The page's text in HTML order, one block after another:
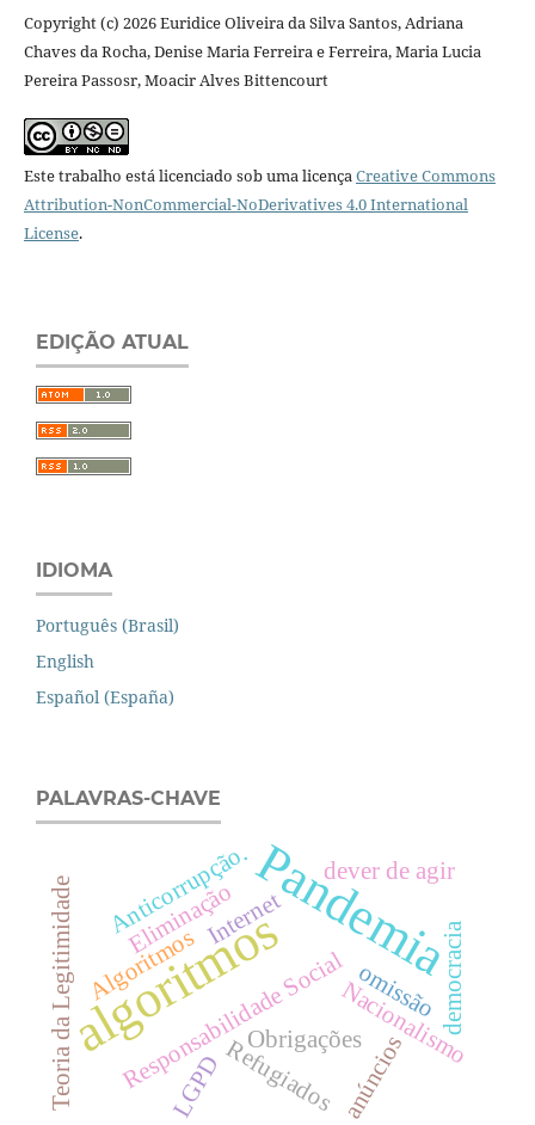
Copyright (c) 2026 Euridice Oliveira da Silva Santos, Adriana
Chaves da Rocha, Denise Maria Ferreira e Ferreira, Maria Lucia
Pereira Passosr, Moacir Alves Bittencourt
Este trabalho está licenciado sob uma licençaCreative Commons
Attribution-NonCommercial-NoDerivatives 4.0 International
License.
EDIÇÃO ATUAL
IDIOMA
Português (Brasil)
English
Español (España)
PALAVRAS-CHAVE
algoritmosPandemia
Responsabilidade Social
Teoria da Legitimidade Internet
Nacionalismo
Refugiadosanúncios
Algoritmos
Eliminação
LGPD
Obrigações
omissão
dever de agir
democracia
Anticorrupção.